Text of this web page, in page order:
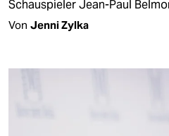
Schauspieler Jean-Paul
Von Jenni Zylka